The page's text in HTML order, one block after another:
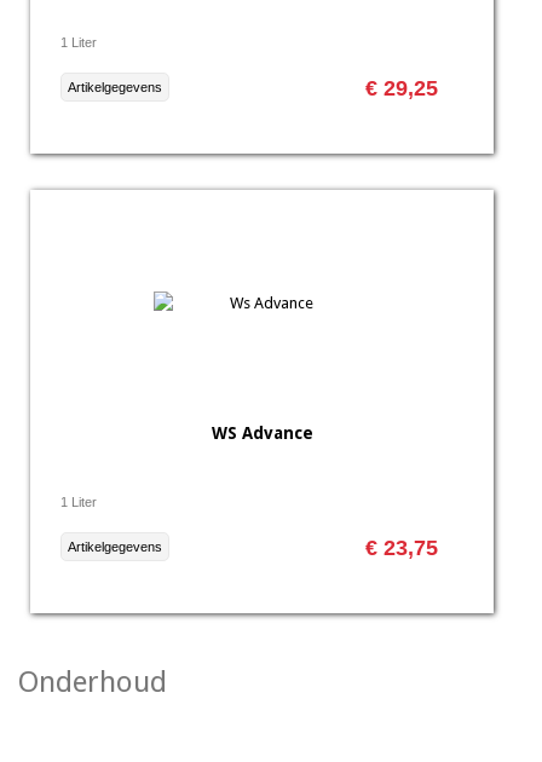
1 Liter
€ 29,25
Artikelgegevens
WS Advance
1 Liter
€ 23,75
Artikelgegevens
Onderhoud